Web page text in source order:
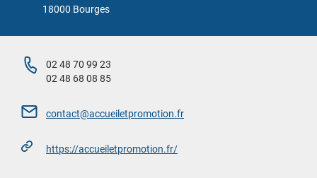
18000 Bourges
02 48 70 99 23
02 48 68 08 85
contact@accueiletpromotion.fr
https://accueiletpromotion.fr/